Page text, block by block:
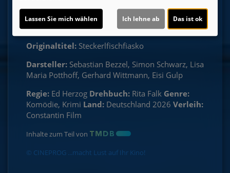
Erziehungsbeauftragten)
Laufzeit:ca. 99 min.
Originaltitel: Steckerlfischfiasko
Darsteller: Sebastian Bezzel, Simon Schwarz, Lisa
Maria Potthoff, Gerhard Wittmann, Eisi Gulp
Regie: Ed Herzog Drehbuch: Rita Falk Genre:
Komödie, Krimi Land: Deutschland 2026 Verleih:
Constantin Film
Inhalte zum Teil von
© CINEPROG ...macht Lust auf Ihr Kino!
Lassen Sie mich wählen Ich lehne ab Das ist ok